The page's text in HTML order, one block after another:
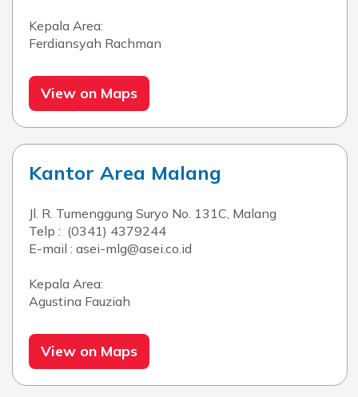
Kepala Area:
Ferdiansyah Rachman
View on Maps
Kantor Area Malang
Jl. R. Tumenggung Suryo No. 131C, Malang
Telp : (0341) 4379244
E-mail : asei-mlg@asei.co.id
Kepala Area:
Agustina Fauziah
View on Maps